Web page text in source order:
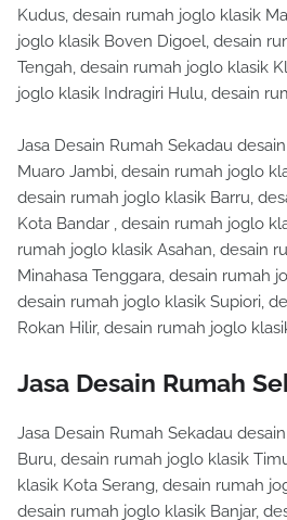
Kudus, desain rumah joglo klasik
joglo klasik Boven Digoel, desain
Tengah, desain rumah joglo klasik
joglo klasik Indragiri Hulu, desain
Jasa Desain Rumah Sekadau
Muaro Jambi, desain rumah joglo
desain rumah joglo klasik Barru,
Kota Bandar , desain rumah joglo
rumah joglo klasik Asahan, desain
Minahasa Tenggara, desain rumah
desain rumah joglo klasik Supiori,
Rokan Hilir, desain rumah joglo
Jasa Desain Rumah
Jasa Desain Rumah Sekadau
Buru, desain rumah joglo klasik
klasik Kota Serang, desain rumah
desain rumah joglo klasik Banjar,